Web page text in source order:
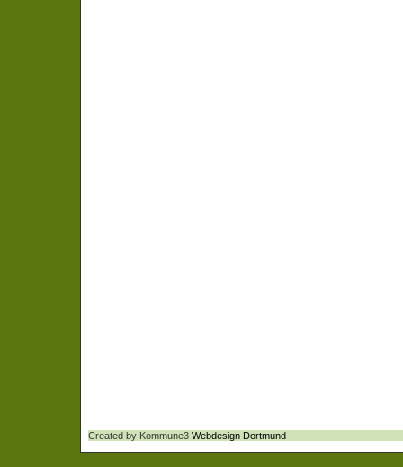
Created by Kommune3 Webdesign Dortmund